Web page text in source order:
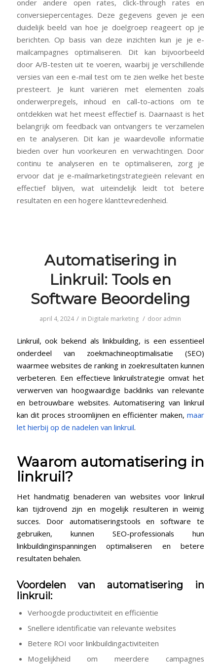
onder andere open rates, click-through rates en
conversiepercentages. Deze gegevens geven je een
duidelijk beeld van hoe je doelgroep reageert op je
berichten. Op basis van deze inzichten kun je je e-
mailcampagnes optimaliseren. Dit kan bijvoorbeeld
door A/B-testen uit te voeren, waarbij je verschillende
versies van een e-mail test om te zien welke het beste
presteert. Je kunt variëren met elementen zoals
onderwerpregels, inhoud en call-to-actions om te
ontdekken wat het meest effectief is. Daarnaast is het
belangrijk om feedback van ontvangers te verzamelen
en te analyseren. Dit kan je waardevolle informatie
bieden over hun voorkeuren en verwachtingen. Door
continu te analyseren en te optimaliseren, zorg je
ervoor dat je e-mailmarketingstrategieën relevant en
effectief blijven, wat uiteindelijk leidt tot betere
resultaten en een hogere klanttevredenheid.
Automatisering in
⁢Linkruil: Tools en
Software Beoordeling
april 4, 2024 / in Digitale marketing / door admin
Linkruil, ook bekend als linkbuilding, is ‍een essentieel
onderdeel van zoekmachineoptimalisatie (SEO)
waarmee websites de ranking ‍in zoekresultaten ​kunnen
verbeteren. Een effectieve linkruilstrategie omvat het
verwerven ⁣van hoogwaardige ⁣backlinks van relevante
en‌ betrouwbare websites. Automatisering van linkruil
kan dit proces stroomlijnen en efficiënter maken,maar
let hierbij op de nadelen van linkruil.
Waarom automatisering in
linkruil?
Het⁢ handmatig benaderen van websites voor⁢ linkruil
kan tijdrovend ⁣zijn en mogelijk resulteren in weinig
succes. Door automatiseringstools en software te
gebruiken, kunnen SEO-professionals ‍hun
linkbuildinginspanningen optimaliseren en betere
resultaten behalen.
Voordelen van automatisering in
linkruil:
Verhoogde productiviteit en efficiëntie
Snellere identificatie van relevante websites
Betere ROI voor linkbuildingactiviteiten
Mogelijkheid om meerdere campagnes